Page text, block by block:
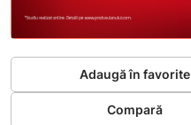
Adaugă în favorite
Compară